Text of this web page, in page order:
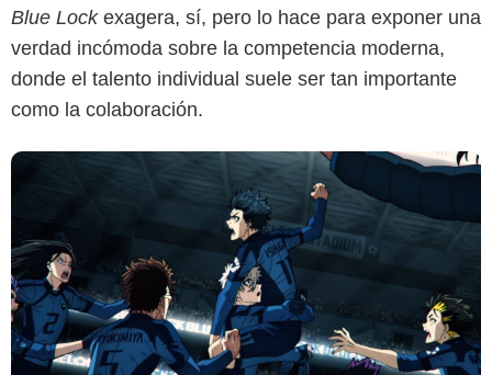
Blue Lock exagera, sí, pero lo hace para exponer una
verdad incómoda sobre la competencia moderna,
donde el talento individual suele ser tan importante
como la colaboración.